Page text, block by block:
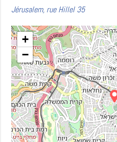
Jérusalem, rue Hillel 35
+
−